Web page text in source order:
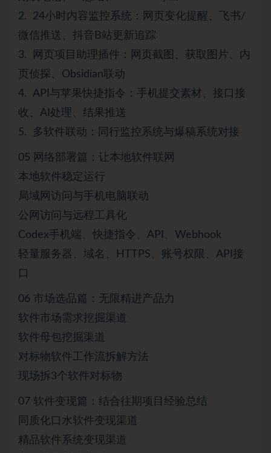
2. 24小时内容监控系统：网页变化提醒、飞书/
微信推送、抖音B站更新追踪
3. 网页项目助理插件：网页截图、获取图片、内
页侦探、Obsidian联动
4. API与苹果快捷指令：手机提交素材、接口接
收、AI处理、结果推送
5. 多软件联动：同行监控系统与爆稿系统对接
05 网络部署篇：让本地软件联网
本地软件稳定运行
局域网访问与手机电脑联动
公网访问与远程工具化
Codex手机端、快捷指令、API、Webhook
轻量服务器、域名、HTTPS、账号权限、API接
口
06 市场选品篇：无限精进产品力
软件市场需求挖掘渠道
软件母包挖掘渠道
对标物软件工作流拆解方法
现场拆3个软件对标物
07 软件变现篇：结合往期项目经验总结
同质化口水软件变现渠道
精品软件系统变现渠道